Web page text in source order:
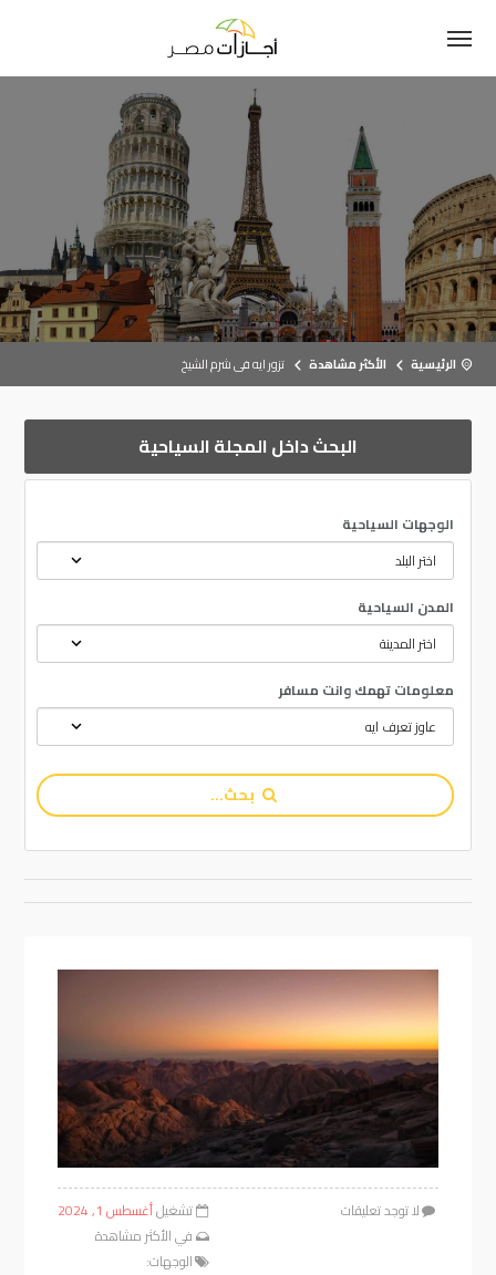
الرئيسية الأكثر مشاهدة تزور ايه فى شرم الشيخ
البحث داخل المجلة السياحية
الوجهات السياحية
المدن السياحية
معلومات تهمك وانت مسافر
بحث...
تشغيلأغسطس 1, 2024
فيالأكثر مشاهدة
الوجهات:
لا توجد تعليقات